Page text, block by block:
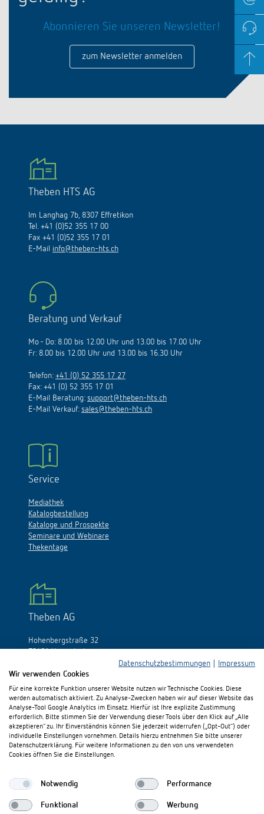
Abonnieren Sie unseren Newsletter!
zum Newsletter anmelden
Theben HTS AG
Im Langhag 7b, 8307 Effretikon
Tel. +41 (0)52 355 17 00
Fax +41 (0)52 355 17 01
E-Mail info@theben-hts.ch
Beratung und Verkauf
Mo - Do: 8.00 bis 12.00 Uhr und 13.00 bis 17.00 Uhr
Fr: 8.00 bis 12.00 Uhr und 13.00 bis 16.30 Uhr
Telefon: +41 (0) 52 355 17 27
Fax: +41 (0) 52 355 17 01
E-Mail Beratung: support@theben-hts.ch
E-Mail Verkauf: sales@theben-hts.ch
Service
Mediathek
Katalogbestellung
Kataloge und Prospekte
Seminare und Webinare
Thekentage
Theben AG
Hohenbergstraße 32
Fax: +49 (0)74 74/692-150
E-Mail:info@theben.de
Besuchen Sie uns auf:
Datenschutzbestimmungen
Impressum
Wir verwenden Cookies
Für eine korrekte Funktion unserer Website nutzen wir Technische Cookies. Diese
werden automatisch aktiviert. Zu Analyse-Zwecken haben wir auf dieser Website das
Analyse-Tool Google Analytics im Einsatz. Hierfür ist Ihre explizite Zustimmung
erforderlich. Bitte stimmen Sie der Verwendung dieser Tools über den Klick auf „Alle
akzeptieren“ zu. Ihr Einverständnis können Sie jederzeit widerrufen („Opt-Out“) oder
individuelle Einstellungen vornehmen. Details hierzu entnehmen Sie bitte unserer
Datenschutzerklärung. Für weitere Informationen zu den von uns verwendeten
Cookies öffnen Sie die Einstellungen.
Notwendig Performance
Funktional Werbung